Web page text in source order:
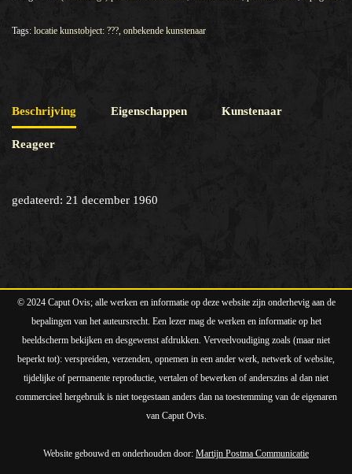
Tags: locatie kunstobject: ???, onbekende kunstenaar
Beschrijving Eigenschappen Kunstenaar
Reageer
gedateerd: 21 december 1960
© 2024 Caput Ovis; alle werken en informatie op deze website zijn onderhevig aan de
bepalingen van het auteursrecht. Een lezer mag de werken en informatie op het
beeldscherm bekijken en desgewenst afdrukken. Verveelvoudiging zoals (maar niet
beperkt tot): verspreiden, verzenden, opnemen in een ander werk, netwerk of website,
tijdelijke of permanente reproductie, vertalen of bewerken of anderszins al dan niet
commercieel hergebruik is niet toegestaan anders dan na toestemming van de eigenaren
van Caput Ovis.
Website gebouwd en onderhouden door: Martijn Postma Communicatie